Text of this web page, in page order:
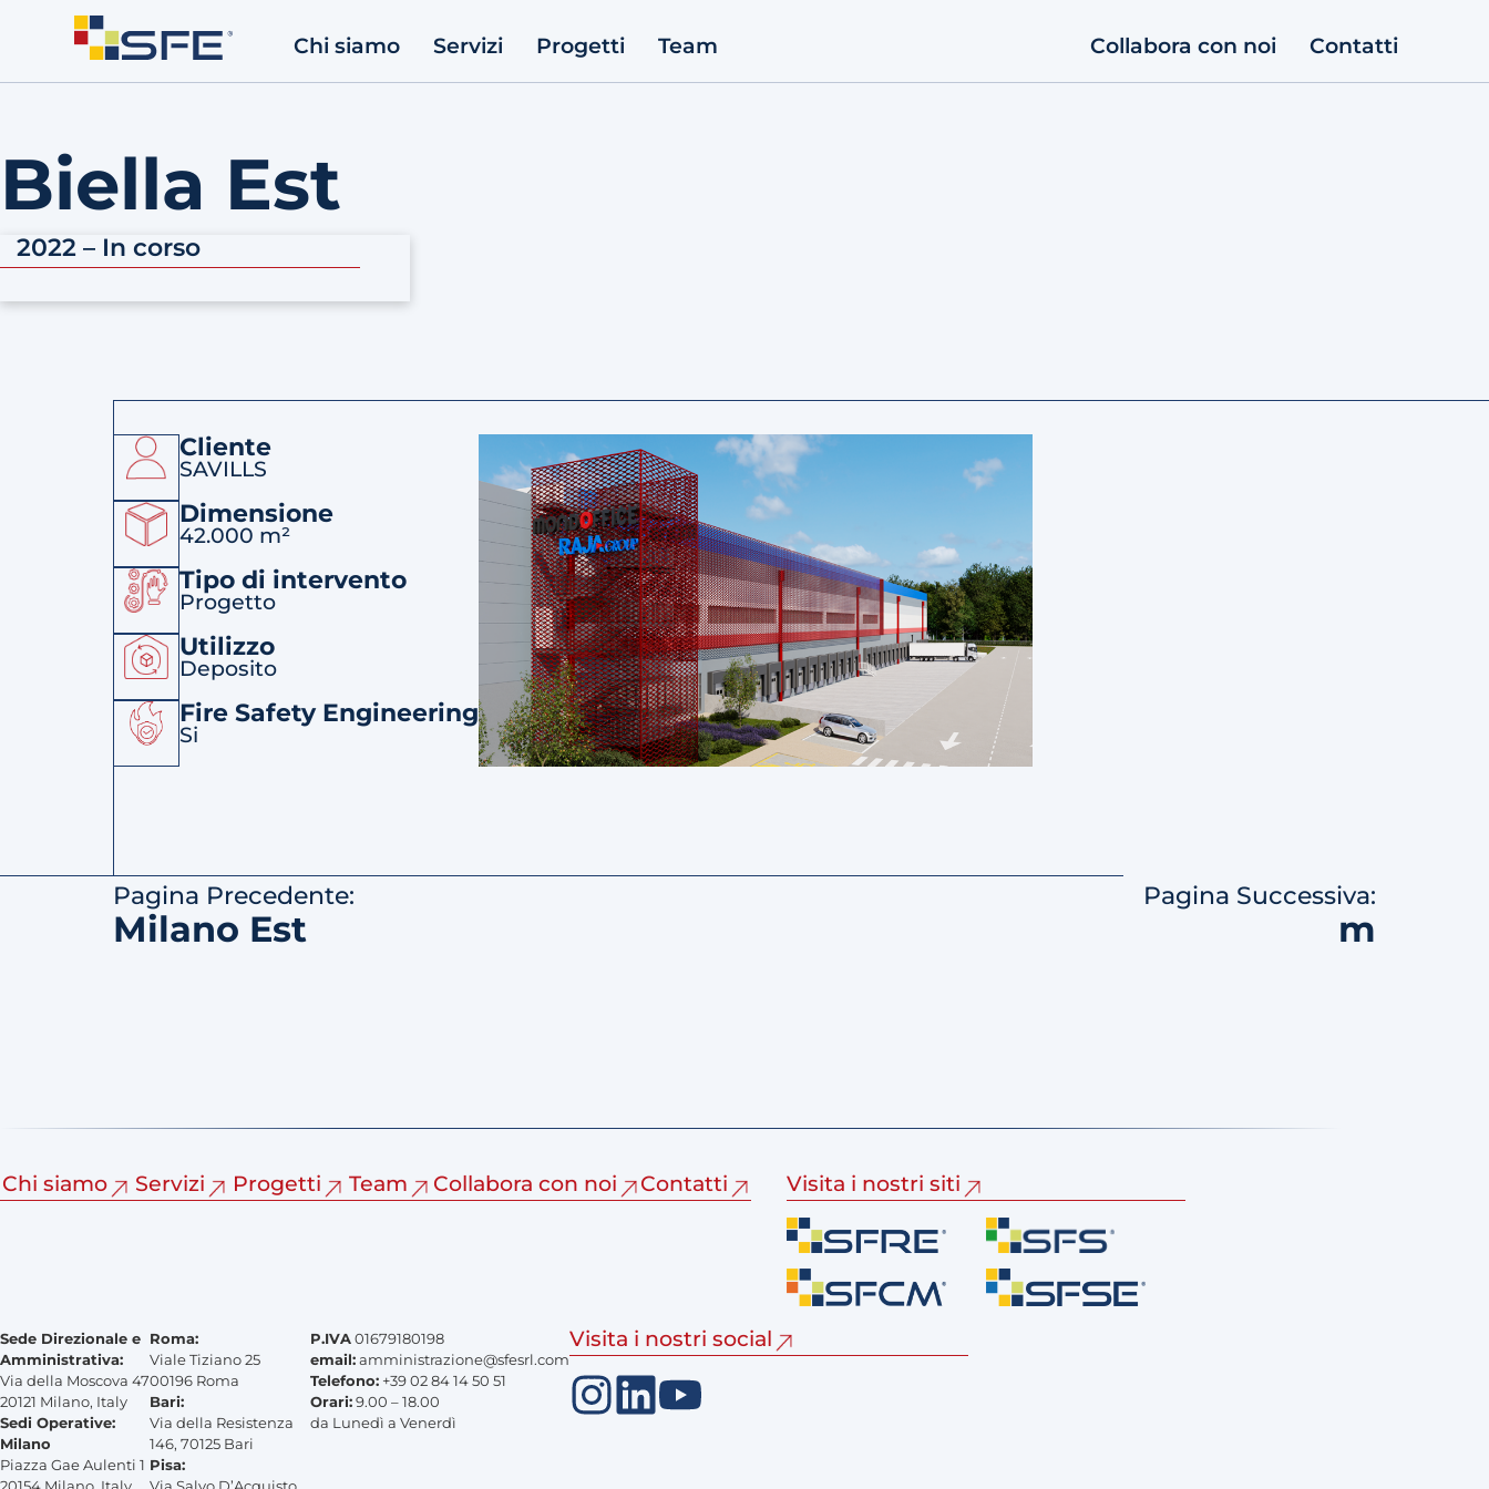
Chi siamo Servizi Progetti Team Collabora con noi Contatti
Biella Est
2022 – In corso
Cliente
SAVILLS
Dimensione
42.000 m²
Tipo di intervento
Progetto
Utilizzo
Deposito
Fire Safety Engineering
Si
Pagina Precedente:
Milano Est
Pagina Successiva:
m
Chi siamo Servizi Progetti Team Collabora con noi Contatti Visita i nostri siti
Sede Direzionale e
Amministrativa:
Via della Moscova 47
20121 Milano, Italy
Sedi Operative:
Milano
Piazza Gae Aulenti 1
Roma:
Viale Tiziano 25
00196 Roma
Bari:
Via della Resistenza
146, 70125 Bari
Pisa:
P.IVA 01679180198
email: amministrazione@sfesrl.com
Telefono: +39 02 84 14 50 51
Orari: 9.00 – 18.00
da Lunedì a Venerdì
Visita i nostri social